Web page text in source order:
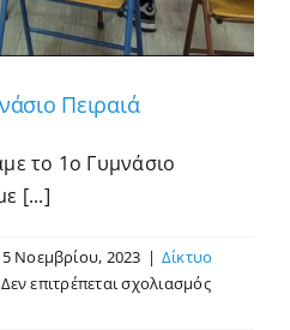
Πειραιά
το 1ο Γυμνάσιο
[...]
Νοεμβρίου, 2023 | Δίκτυο
Δεν επιτρέπεται σχολιασμόςστο